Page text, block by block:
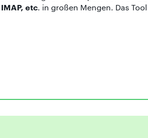
etc. in großen Mengen. Das